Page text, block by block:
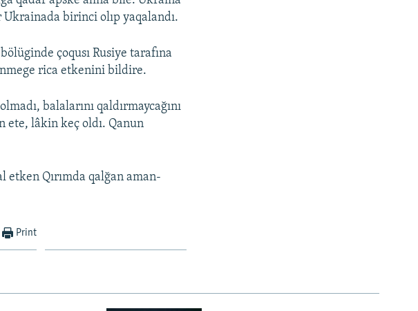
birinci olıp yaqalandı.
çoqusı Rusiye tarafına
rica etkenini bildire.
balalarını qaldırmaycağını
ete, lâkin keç oldı. Qanun
Qırımda qalğan aman-
Print